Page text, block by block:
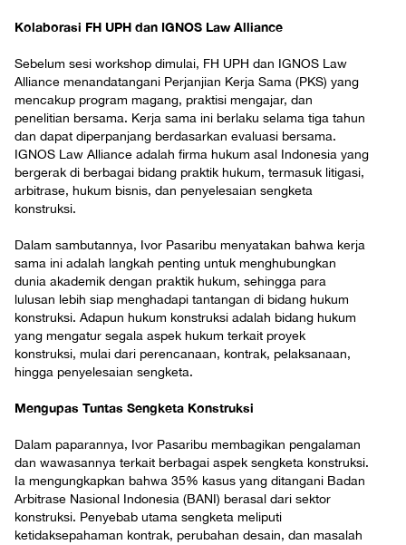
Kolaborasi FH UPH dan IGNOS Law Alliance
Sebelum sesi workshop dimulai, FH UPH dan IGNOS Law
Alliance menandatangani Perjanjian Kerja Sama (PKS) yang
mencakup program magang, praktisi mengajar, dan
penelitian bersama. Kerja sama ini berlaku selama tiga tahun
dan dapat diperpanjang berdasarkan evaluasi bersama.
IGNOS Law Alliance adalah firma hukum asal Indonesia yang
bergerak di berbagai bidang praktik hukum, termasuk litigasi,
arbitrase, hukum bisnis, dan penyelesaian sengketa
konstruksi.
Dalam sambutannya, Ivor Pasaribu menyatakan bahwa kerja
sama ini adalah langkah penting untuk menghubungkan
dunia akademik dengan praktik hukum, sehingga para
lulusan lebih siap menghadapi tantangan di bidang hukum
konstruksi. Adapun hukum konstruksi adalah bidang hukum
yang mengatur segala aspek hukum terkait proyek
konstruksi, mulai dari perencanaan, kontrak, pelaksanaan,
hingga penyelesaian sengketa.
Mengupas Tuntas Sengketa Konstruksi
Dalam paparannya, Ivor Pasaribu membagikan pengalaman
dan wawasannya terkait berbagai aspek sengketa konstruksi.
Ia mengungkapkan bahwa 35% kasus yang ditangani Badan
Arbitrase Nasional Indonesia (BANI) berasal dari sektor
konstruksi. Penyebab utama sengketa meliputi
ketidaksepahaman kontrak, perubahan desain, dan masalah